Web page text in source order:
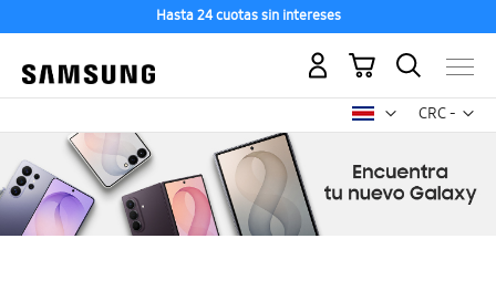
Hasta 24 cuotas sin intereses
CRC -
colón
Mi carrito